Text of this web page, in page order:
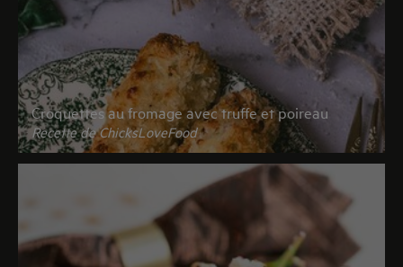
Croquettes au fromage avec truffe et poireau
Recette de ChicksLoveFood